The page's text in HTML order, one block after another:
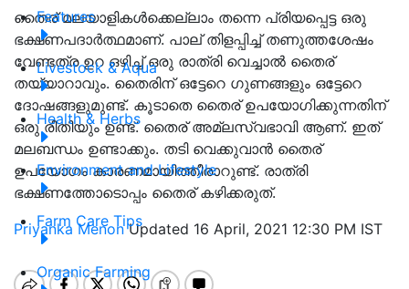
Features
Livestock & Aqua
Health & Herbs
Environment and Lifestyle
Farm Care Tips
Organic Farming
തൈര് മലയാളികൾക്കെല്ലാം തന്നെ പ്രിയപ്പെട്ട ഒരു
ഭക്ഷണപദാർത്ഥമാണ്. പാല് തിളപ്പിച്ച് തണുത്തശേഷം
വേണ്ടത്ര ഉറ ഒഴിച്ച് ഒരു രാത്രി വെച്ചാൽ തൈര്
തയ്യാറാവും. തൈരിന് ഒട്ടേറെ ഗുണങ്ങളും ഒട്ടേറെ
ദോഷങ്ങളുമുണ്ട്. കൂടാതെ തൈര് ഉപയോഗിക്കുന്നതിന്
ഒരു രീതിയും ഉണ്ട്. തൈര് അമ്ലസ്വഭാവി ആണ്. ഇത്
മലബന്ധം ഉണ്ടാക്കും. തടി വെക്കുവാൻ തൈര്
ഉപയോഗം കാരണമായിത്തീരാറുണ്ട്. രാത്രി
ഭക്ഷണത്തോടൊപ്പം തൈര് കഴിക്കരുത്.
Priyanka MenonUpdated 16 April, 2021 12:30 PM IST